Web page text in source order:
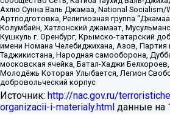
Ахлю Сунна Валь Джамаа, National Socialism/
Артподготовка, Религиозная группа
Колумбайн, Хатлонский джамаат,
Кушкуль г. Оренбург, Крымско-татарский
имени Номана Челебиджихана, Азов, Партия
Таджикистана, Народная самооборона,
московская ячейка, Батал-Хаджи
Молодёжь Которая Улыбается, Легион
добровольческий корпус
Источник: http://nac.gov.ru/
organizacii-i-materialy.html данные на